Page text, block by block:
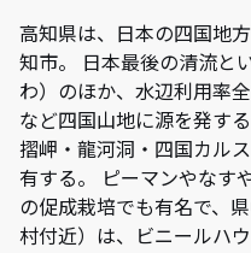
高知県は、日本の四国地
知市。 日本最後の清流と
わ）のほか、水辺利用率
など四国山地に源を発す
摺岬・龍河洞・四国カル
有する。 ピーマンやなす
の促成栽培でも有名で、
村付近）は、ビニールハ